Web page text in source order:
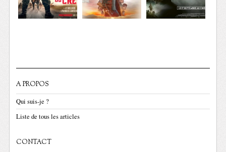
A PROPOS
Qui suis-je ?
Liste de tous les articles
CONTACT